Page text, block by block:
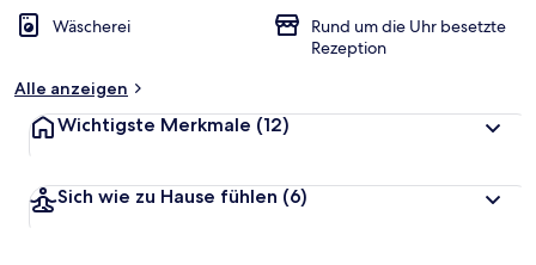
Wäscherei
Rund um die Uhr besetzte
Rezeption
Alle anzeigen
Wichtigste Merkmale (12)
Sich wie zu Hause fühlen (6)